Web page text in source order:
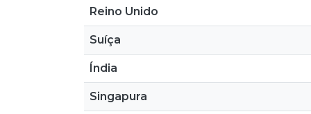
Reino Unido
Suíça
Índia
Singapura